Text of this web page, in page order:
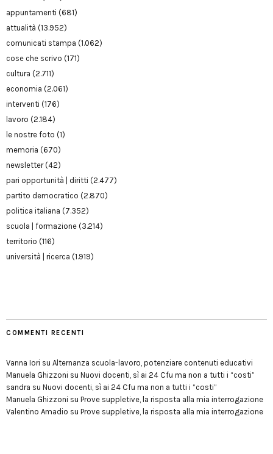
appuntamenti (681)
attualità (13.952)
comunicati stampa (1.062)
cose che scrivo (171)
cultura (2.711)
economia (2.061)
interventi (176)
lavoro (2.184)
le nostre foto (1)
memoria (670)
newsletter(42)
pari opportunità | diritti (2.477)
partito democratico (2.870)
politica italiana (7.352)
scuola | formazione (3.214)
territorio (116)
università | ricerca (1.919)
COMMENTI RECENTI
Vanna Iori su Alternanza scuola-lavoro, potenziare contenuti educativi
Manuela Ghizzoni su Nuovi docenti, sì ai 24 Cfu ma non a tutti i “costi”
sandra su Nuovi docenti, sì ai 24 Cfu ma non a tutti i “costi”
Manuela Ghizzoni su Prove suppletive, la risposta alla mia interrogazione
Valentino Amadio su Prove suppletive, la risposta alla mia interrogazione